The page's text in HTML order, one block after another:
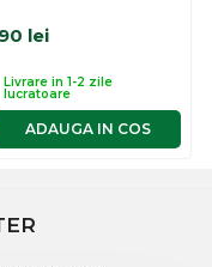
lei
Livrare in 1-2 zile
lucratoare
ADAUGA IN COS